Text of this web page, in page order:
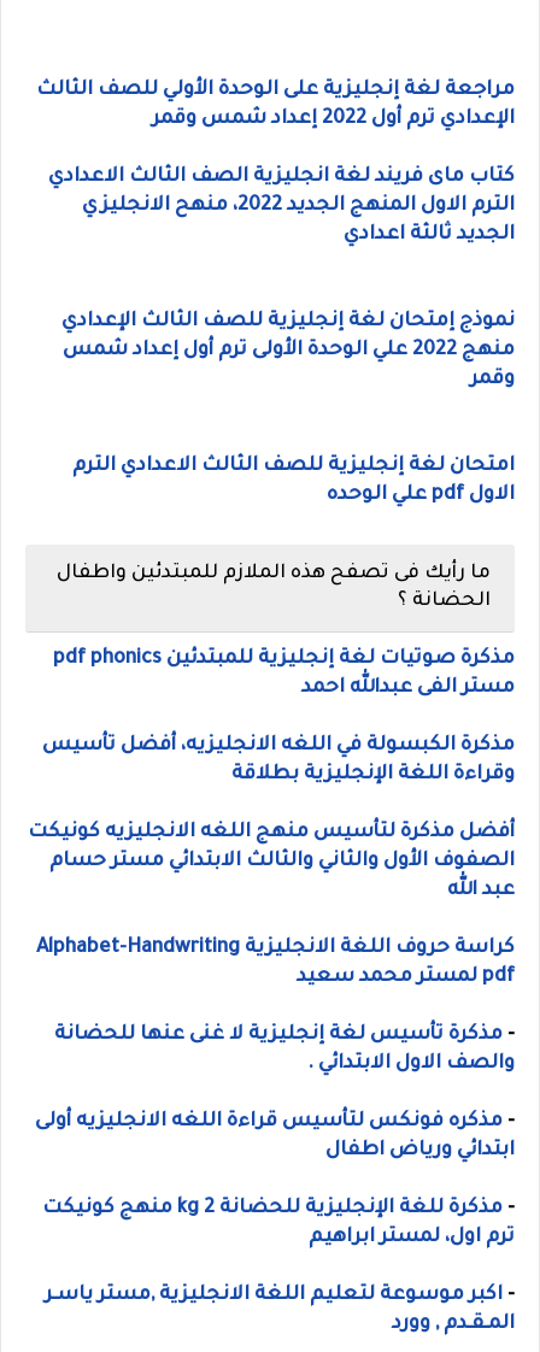
مراجعة لغة إنجليزية على الوحدة الأولي للصف الثالث
الإعدادي ترم أول 2022 إعداد شمس وقمر
كتاب ماى فريند لغة انجليزية الصف الثالث الاعدادي
الترم الاول المنهج الجديد 2022، منهح الانجليزي
الجديد ثالثة اعدادي
نموذج إمتحان لغة إنجليزية للصف الثالث الإعدادي
منهج 2022 علي الوحدة الأولى ترم أول إعداد شمس
وقمر
امتحان لغة إنجليزية للصف الثالث الاعدادي الترم
الاول pdf علي الوحده
ما رأيك فى تصفح هذه الملازم للمبتدئين واطفال
الحضانة ؟
مذكرة صوتيات لغة إنجليزية للمبتدئين pdf phonics
مستر الفى عبدالله احمد
مذكرة الكبسولة في اللغه الانجليزيه، أفضل تأسيس
وقراءة اللغة الإنجليزية بطلاقة
أفضل مذكرة لتأسيس منهج اللغه الانجليزيه كونيكت
الصفوف الأول والثاني والثالث الابتدائي مستر حسام
عبد الله
كراسة حروف اللغة الانجليزية Alphabet-Handwriting
pdf لمستر محمد سعيد
- مذكرة تأسيس لغة إنجليزية لا غنى عنها للحضانة
والصف الاول الابتدائي .
- مذكره فونكس لتأسيس قراءة اللغه الانجليزيه أولى
ابتدائي ورياض اطفال
-
مذكرة للغة الإنجليزية للحضانة kg 2 منهج كونيكت
ترم اول، لمستر ابراهيم
- اكبر موسوعة لتعليم اللغة الانجليزية ,مستر ياسـر
المـقـدم , وورد